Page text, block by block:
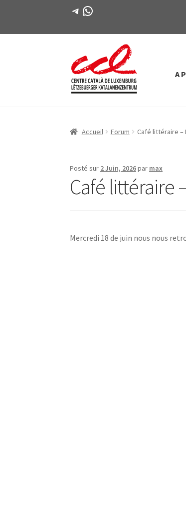
Télégramme
WhatsApp
Passer
à
Aller
au
A
Accueil Forum Café littéraire –
Posté sur 2 Juin, 2026par max
Café littéraire
Mercredi 18 de juin nous nous